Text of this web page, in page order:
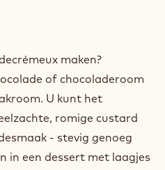
chocolade
maken?
of chocoladeroom
U kunt het
romige custard
- stevig genoeg
in een dessert met laagjes